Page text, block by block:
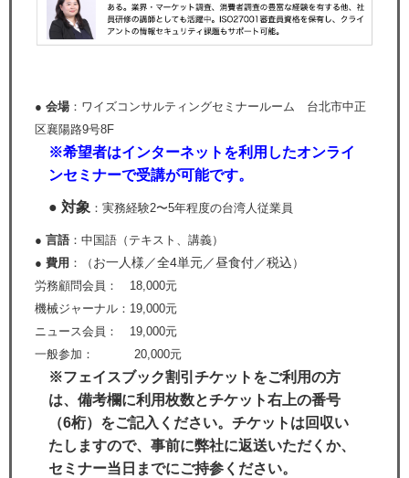
● 会場：ワイズコンサルティングセミナールーム 台北市中正
区襄陽路9号8F
※希望者はインターネットを利用したオンライ
ンセミナーで受講が可能です。
● 対象 ：実務経験2〜5年程度の台湾人従業員
● 言語：中国語（テキスト、講義）
● 費用 ：（ お一人様／全4単元／昼食付／税込 ）
労務顧問会員： 18,000元
機械ジャーナル：19,000元
ニュース会員： 19,000元
一般参加： 20,000元
※フェイスブック割引チケットをご利用の方
は、備考欄に利用枚数とチケット右上の番号
（6桁）をご記入ください。チケットは回収い
たしますので、事前に弊社に返送いただくか、
セミナー当日までにご持参ください。